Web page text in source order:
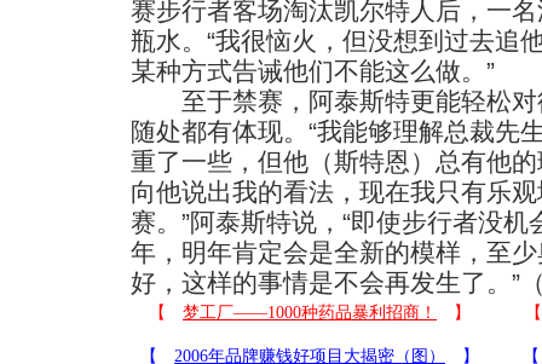
赛步行者客场淘汰凯尔特人后，一
瓶水。“我很恼火，但没想到过去追
某种方式告诫他们不能这么做。”
至于禁赛，阿泰斯特更能轻松对
随处都有体现。“我能够理解总裁先
重了一些，但他（斯特恩）总有他
向他说出我的看法，现在我只有乐
赛。”阿泰斯特说，“即使步行者没
年，明年肯定会是全新的模样，至
好，这样的事情是不会再发生了。”